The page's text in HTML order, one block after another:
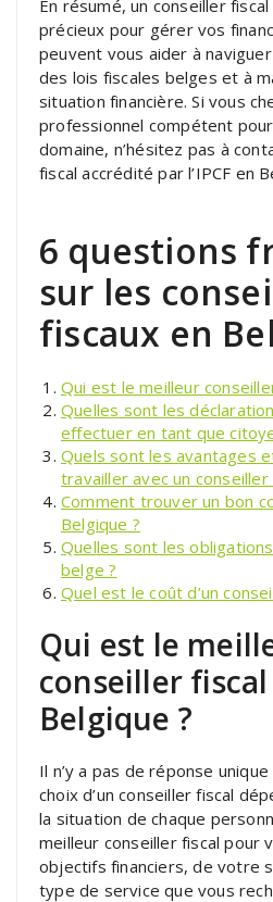
En résumé, un conseiller
précieux pour gérer vos
peuvent vous aider à
des lois fiscales belges et à
situation financière. Si vous
professionnel compétent
domaine, n’hésitez pas à
fiscal accrédité par l’IPCF en
6 questions
sur les
fiscaux en
Qui est le meilleur
Quelles sont les
effectuer en tant que
Quels sont les avantages
travailler avec un conseiller
Comment trouver un bon
Belgique ?
Quelles sont les
belge ?
Quel est le coût d’un
Qui est le
conseiller
Belgique ?
Il n’y a pas de réponse
choix d’un conseiller fiscal
la situation de chaque
meilleur conseiller fiscal pour
objectifs financiers, de votre
type de service que vous